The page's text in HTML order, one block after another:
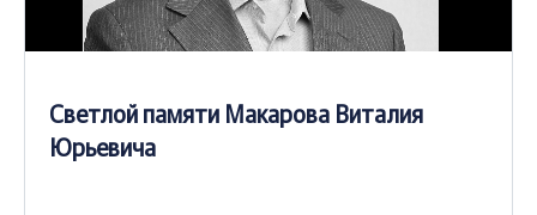
Светлой памяти Макарова Виталия
Юрьевича